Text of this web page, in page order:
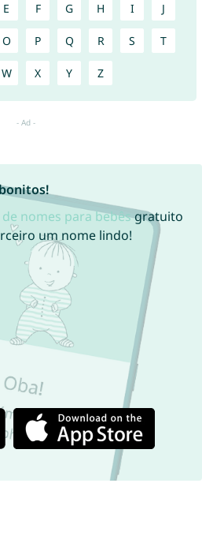
E F G H I J
O P Q R S T
W X Y Z
nomes para bebêsgratuito
um nome lindo!